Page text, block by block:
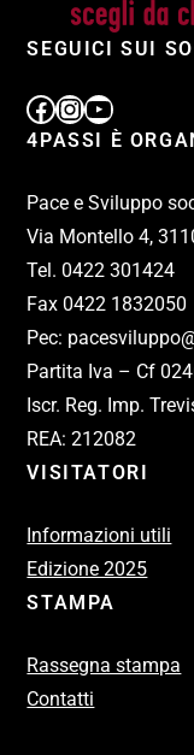
SEGUICI SUI
4PASSI È
Pace e Sviluppo
Via Montello 4,
Tel. 0422 301424
Fax 0422 1832050
Pec:
Partita Iva – Cf
Iscr. Reg. Imp.
REA: 212082
VISITATORI
Informazioni utili
Edizione 2025
STAMPA
Rassegna stampa
Contatti